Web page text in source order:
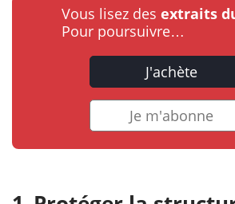
Vous lisez des extraits
Pour poursuivre…
J'achète
Je m'abonne